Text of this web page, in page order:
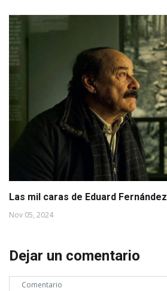
Las mil caras de Eduard Fernández
Nov 05, 2024
Dejar un comentario